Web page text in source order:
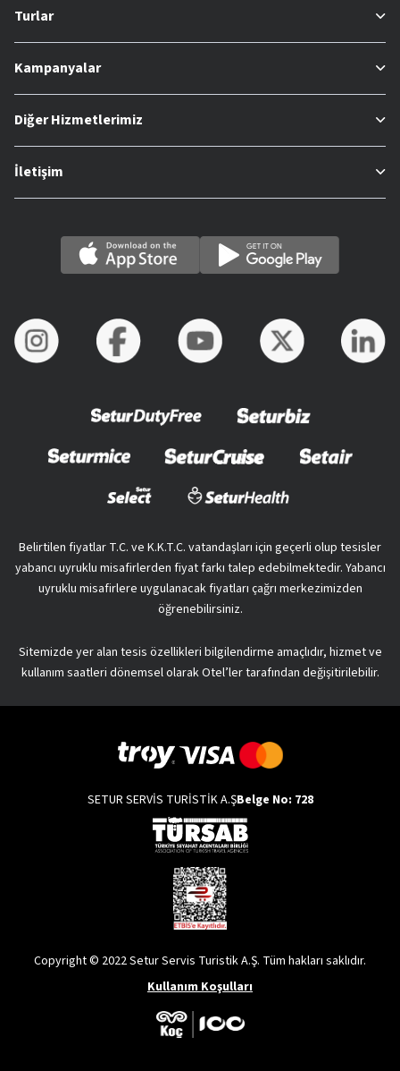
Turlar
Kampanyalar
Diğer Hizmetlerimiz
İletişim
Belirtilen fiyatlar T.C. ve K.K.T.C. vatandaşları için geçerli olup tesisler
yabancı uyruklu misafirlerden fiyat farkı talep edebilmektedir. Yabancı
uyruklu misafirlere uygulanacak fiyatları çağrı merkezimizden
öğrenebilirsiniz.
Sitemizde yer alan tesis özellikleri bilgilendirme amaçlıdır, hizmet ve
kullanım saatleri dönemsel olarak Otel’ler tarafından değişitirilebilir.
SETUR SERVİS TURİSTİK A.ŞBelge No: 728
Copyright © 2022 Setur Servis Turistik A.Ş. Tüm hakları saklıdır.
Kullanım Koşulları